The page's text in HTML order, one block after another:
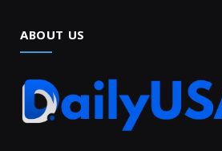
ABOUT US